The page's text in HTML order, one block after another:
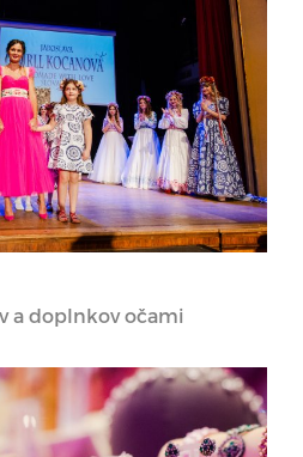
a doplnkov očami